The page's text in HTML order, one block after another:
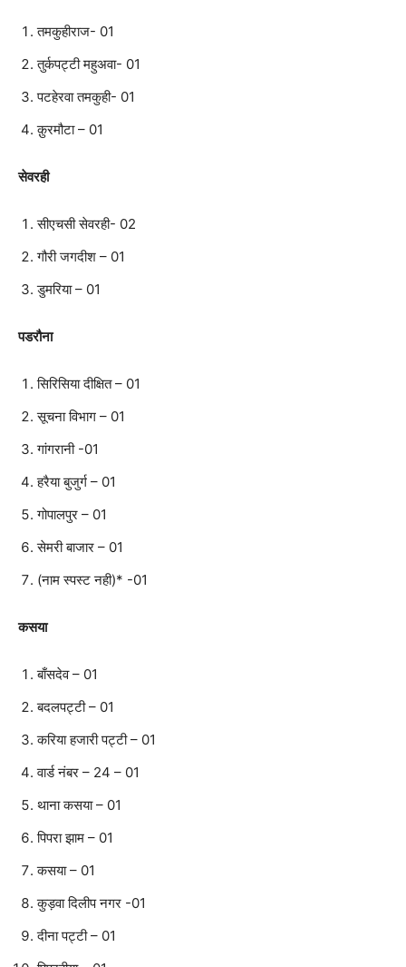
तमकुहीराज- 01
तुर्कपट्टी महुअवा- 01
पटहेरवा तमकुही- 01
क़ुरमौटा – 01
सेवरही
सीएचसी सेवरही- 02
गौरी जगदीश – 01
डुमरिया – 01
पडरौना
सिरिसिया दीक्षित – 01
सूचना विभाग – 01
गांगरानी -01
हरैया बुजुर्ग – 01
गोपालपुर – 01
सेमरी बाजार – 01
(नाम स्पस्ट नही)* -01
कसया
बाँसदेव – 01
बदलपट्टी – 01
करिया हजारी पट्टी – 01
वार्ड नंबर – 24 – 01
थाना कसया – 01
पिपरा झाम – 01
कसया – 01
कुड़वा दिलीप नगर -01
दीना पट्टी – 01